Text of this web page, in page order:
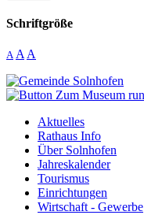
Schriftgröße
A A A
Aktuelles
Rathaus Info
Über Solnhofen
Jahreskalender
Tourismus
Einrichtungen
Wirtschaft - Gewerbe